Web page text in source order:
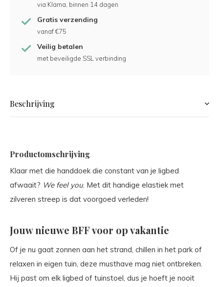
via Klarna, binnen 14 dagen
Gratis verzending
vanaf €75
Veilig betalen
met beveiligde SSL verbinding
Beschrijving
Productomschrijving
Klaar met die handdoek die constant van je ligbed
afwaait? We feel you. Met dit handige elastiek met
zilveren streep is dat voorgoed verleden!
Jouw nieuwe BFF voor op vakantie
Of je nu gaat zonnen aan het strand, chillen in het park of
relaxen in eigen tuin, deze musthave mag niet ontbreken.
Hij past om elk ligbed of tuinstoel, dus je hoeft je nooit